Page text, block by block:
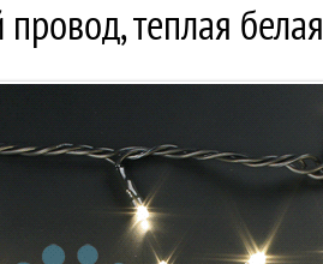
теплая белая